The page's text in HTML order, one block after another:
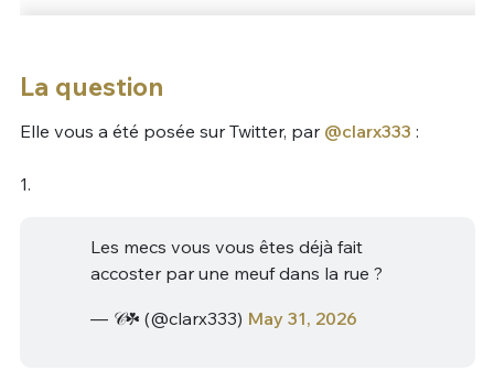
La question
Elle vous a été posée sur Twitter, par @clarx333 :
1.
Les mecs vous vous êtes déjà fait
accoster par une meuf dans la rue ?
— 𝒞☘︎ (@clarx333) May 31, 2026